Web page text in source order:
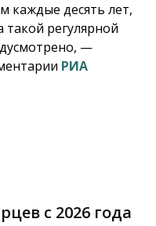
каждые десять лет,
такой регулярной
—
РИА
с 2026 года